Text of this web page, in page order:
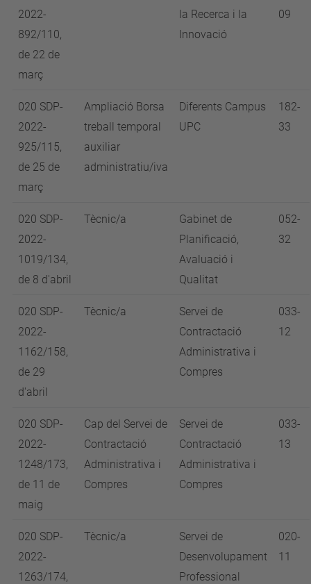
2022-
892/110,
de 22 de
març
la Recerca i la
Innovació
09
020 SDP-
2022-
925/115,
de 25 de
març
Ampliació Borsa
treball temporal
auxiliar
administratiu/iva
Diferents Campus
UPC
182-
33
020 SDP-
2022-
1019/134,
de 8 d'abril
Tècnic/a
Gabinet de
Planificació,
Avaluació i
Qualitat
052-
32
020 SDP-
2022-
1162/158,
de 29
d'abril
Tècnic/a
Servei de
Contractació
Administrativa i
Compres
033-
12
020 SDP-
2022-
1248/173,
de 11 de
maig
Cap del Servei de
Contractació
Administrativa i
Compres
Servei de
Contractació
Administrativa i
Compres
033-
13
020 SDP-
2022-
1263/174,
Tècnic/a
Servei de
Desenvolupament
Professional
020-
11